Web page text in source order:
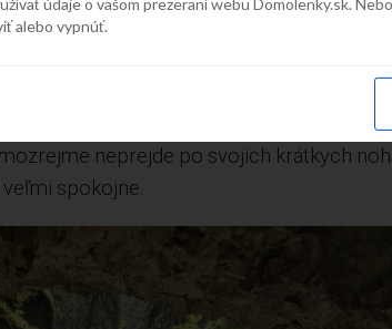
praktické mať pevnú a nepremokavú
lávkami a stupačkami, cez ktoré sa
rebríkmi. Na túry berieme vždy aj
neprejde po svojich krátkych
spokojne.
údaje o vašom prezeraní webu Domolenky.sk.
alebo vypnúť.